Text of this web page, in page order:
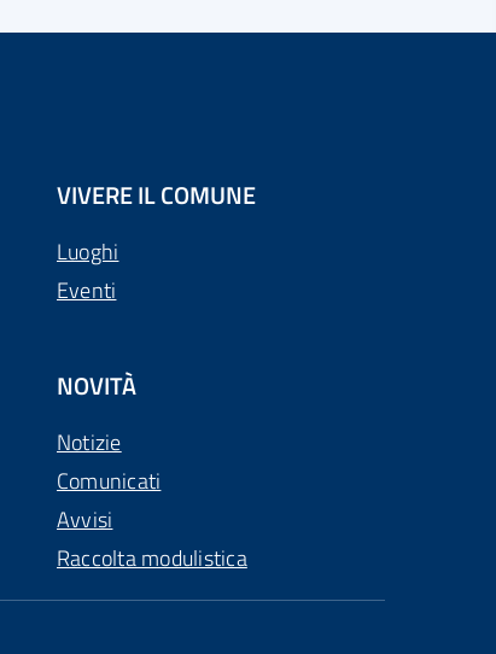
VIVERE IL COMUNE
Luoghi
Eventi
NOVITÀ
Notizie
Comunicati
Avvisi
Raccolta modulistica